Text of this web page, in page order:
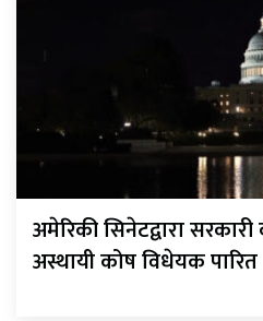
अमेरिकी सिनेटद्वारा
अस्थायी कोष विधेयक पारित